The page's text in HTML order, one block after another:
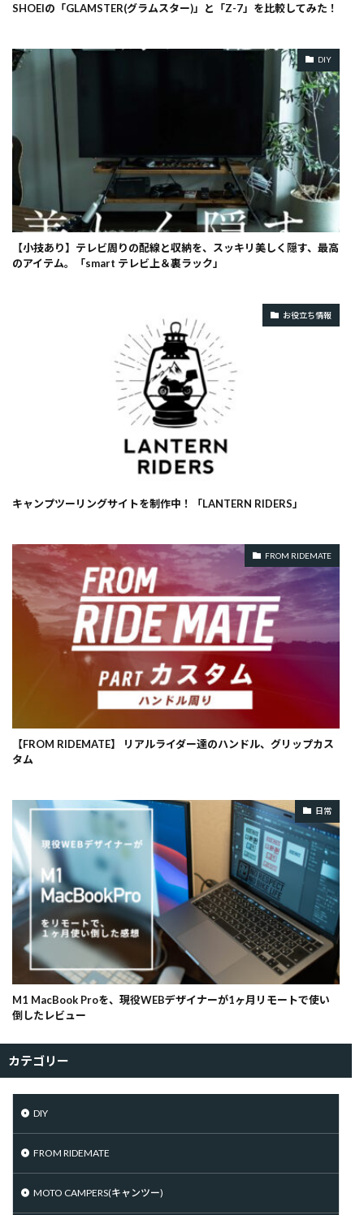
SHOEIの「GLAMSTER(グラムスター)」と「Z-7」を比較してみた！
DIY
【小技あり】テレビ周りの配線と収納を、スッキリ美しく隠す、最高
のアイテム。「smart テレビ上＆裏ラック」
お役立ち情報
キャンプツーリングサイトを制作中！「LANTERN RIDERS」
FROM RIDEMATE
【FROM RIDEMATE】 リアルライダー達のハンドル、グリップカス
タム
日常
M1 MacBook Proを、現役WEBデザイナーが1ヶ月リモートで使い
倒したレビュー
カテゴリー
DIY
FROM RIDEMATE
MOTO CAMPERS(キャンツー)